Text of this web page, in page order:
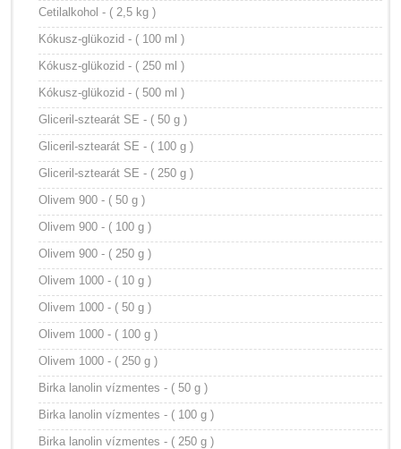
Cetilalkohol - ( 2,5 kg )
Kókusz-glükozid - ( 100 ml )
Kókusz-glükozid - ( 250 ml )
Kókusz-glükozid - ( 500 ml )
Gliceril-sztearát SE - ( 50 g )
Gliceril-sztearát SE - ( 100 g )
Gliceril-sztearát SE - ( 250 g )
Olivem 900 - ( 50 g )
Olivem 900 - ( 100 g )
Olivem 900 - ( 250 g )
Olivem 1000 - ( 10 g )
Olivem 1000 - ( 50 g )
Olivem 1000 - ( 100 g )
Olivem 1000 - ( 250 g )
Birka lanolin vízmentes - ( 50 g )
Birka lanolin vízmentes - ( 100 g )
Birka lanolin vízmentes - ( 250 g )